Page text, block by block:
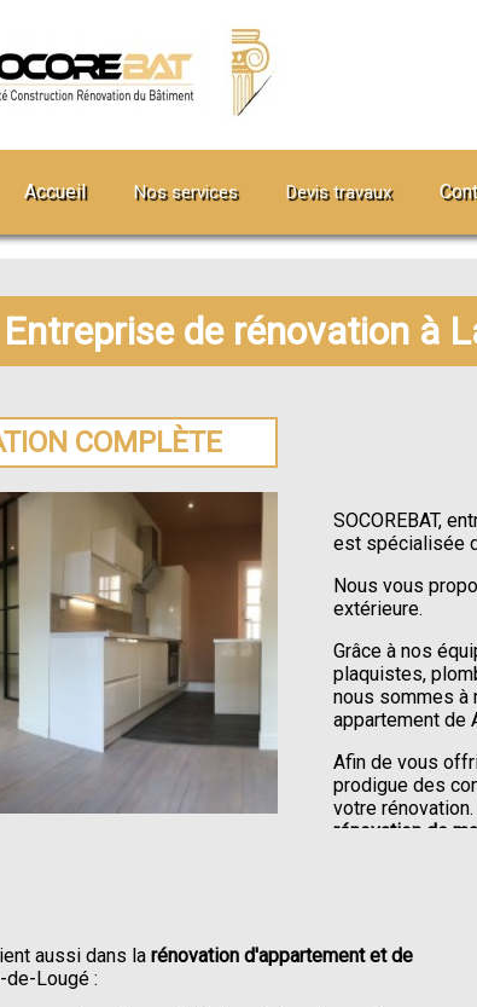
Accueil Nos services Devis travaux
Entreprise de rénovation à
COMPLÈTE
SOCOREBAT,
est spécialisée
Nous vous
extérieure.
Grâce à nos
plaquistes,
nous sommes à
appartement de
Afin de vous
prodigue des
votre
rénovation de
aussi dans la rénovation d'appartement et de
Lougé :